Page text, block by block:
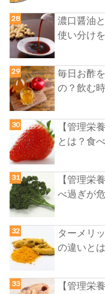
濃口醤油
使い分け
毎日お酢
の？飲む
【管理栄
とは？食
【管理栄
べ過ぎが
ターメリ
の違いと
【管理栄